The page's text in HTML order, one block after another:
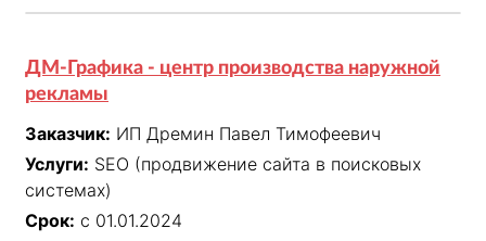
ДМ-Графика - центр производства наружной
рекламы
Заказчик: ИП Дремин Павел Тимофеевич
Услуги: SEO (продвижение сайта в поисковых
системах)
Срок: с 01.01.2024